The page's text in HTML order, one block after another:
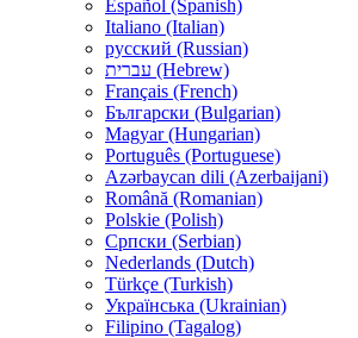
Español (Spanish)
Italiano (Italian)
русский (Russian)
עברית (Hebrew)
Français (French)
Български (Bulgarian)
Magyar (Hungarian)
Português (Portuguese)
Azərbaycan dili (Azerbaijani)
Română (Romanian)
Polskie (Polish)
Српски (Serbian)
Nederlands (Dutch)
Türkçe (Turkish)
Українська (Ukrainian)
Filipino (Tagalog)